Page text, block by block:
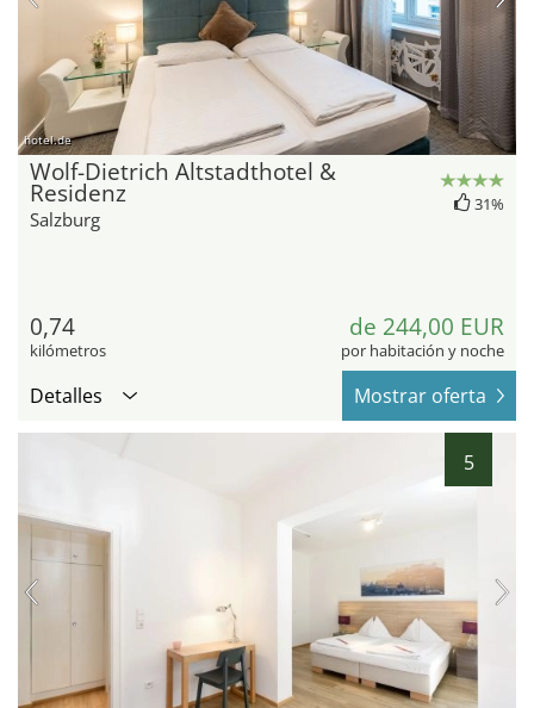
hotel.de
Wolf-Dietrich Altstadthotel &
Residenz
Salzburg
31%
0,74
kilómetros
de 244,00 EUR
por habitación y noche
Detalles Mostrar oferta
5